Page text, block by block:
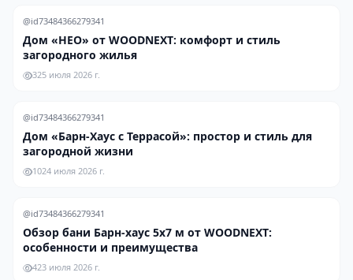
@id73484366279341
Дом «НЕО» от WOODNEXT: комфорт и стиль
загородного жилья
325 июля 2026 г.
@id73484366279341
Дом «Барн-Хаус с Террасой»: простор и стиль для
загородной жизни
1024 июля 2026 г.
@id73484366279341
Обзор бани Барн-хаус 5х7 м от WOODNEXT:
особенности и преимущества
423 июля 2026 г.